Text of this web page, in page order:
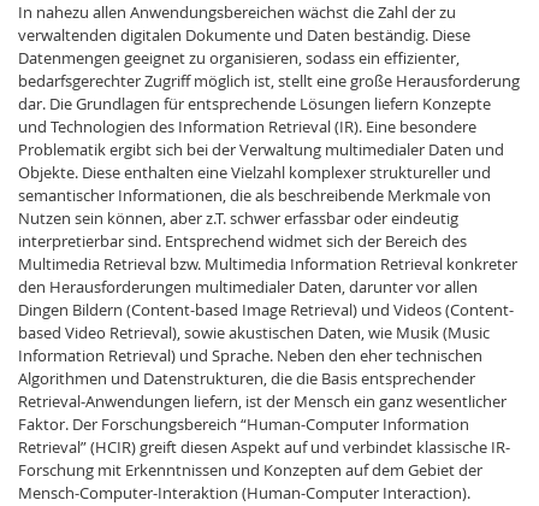
In nahezu allen Anwendungsbereichen wächst die Zahl der zu
verwaltenden digitalen Dokumente und Daten beständig. Diese
Datenmengen geeignet zu organisieren, sodass ein effizienter,
bedarfsgerechter Zugriff möglich ist, stellt eine große Herausforderung
dar. Die Grundlagen für entsprechende Lösungen liefern Konzepte
und Technologien des Information Retrieval (IR). Eine besondere
Problematik ergibt sich bei der Verwaltung multimedialer Daten und
Objekte. Diese enthalten eine Vielzahl komplexer struktureller und
semantischer Informationen, die als beschreibende Merkmale von
Nutzen sein können, aber z.T. schwer erfassbar oder eindeutig
interpretierbar sind. Entsprechend widmet sich der Bereich des
Multimedia Retrieval bzw. Multimedia Information Retrieval konkreter
den Herausforderungen multimedialer Daten, darunter vor allen
Dingen Bildern (Content-based Image Retrieval) und Videos (Content-
based Video Retrieval), sowie akustischen Daten, wie Musik (Music
Information Retrieval) und Sprache. Neben den eher technischen
Algorithmen und Datenstrukturen, die die Basis entsprechender
Retrieval-Anwendungen liefern, ist der Mensch ein ganz wesentlicher
Faktor. Der Forschungsbereich “Human-Computer Information
Retrieval” (HCIR) greift diesen Aspekt auf und verbindet klassische IR-
Forschung mit Erkenntnissen und Konzepten auf dem Gebiet der
Mensch-Computer-Interaktion (Human-Computer Interaction).